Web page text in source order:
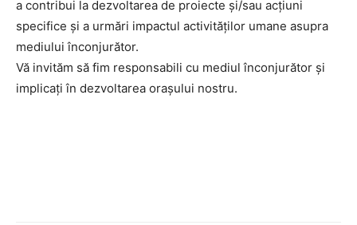
a contribui la dezvoltarea de proiecte și/sau acțiuni
specifice și a urmări impactul activităților umane asupra
mediului înconjurător.
Vă invităm să fim responsabili cu mediul înconjurător și
implicați în dezvoltarea orașului nostru.